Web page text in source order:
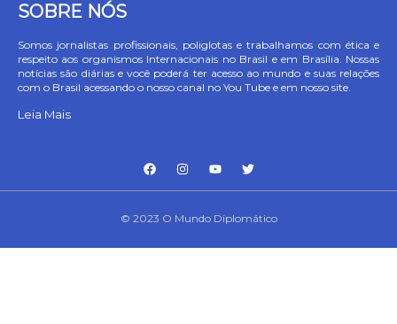
SOBRE NÓS
Somos jornalistas profissionais, poliglotas e trabalhamos com ética e
respeito aos organismos Internacionais no Brasil e em Brasília. Nossas
notícias são diárias e você poderá ter acesso ao mundo e suas relações
com o Brasil acessando o nosso canal no You Tube e em nosso site.
Leia Mais
© 2023 O Mundo Diplomático